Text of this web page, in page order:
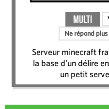
Multi
Ne répond plus
Serveur minecraft
la base d'un délire
un petit